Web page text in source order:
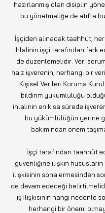
hazırlanmış olan disiplin
bu yönetmeliğe de atıfta
İşçiden alınacak taahhüt,
ihlalinin işçi tarafından fark
de düzenlemelidir. Veri
haiz işverenin, herhangi bir
Kişisel Verileri Koruma
bildirim yükümlülüğü
ihlalinin en kısa sürede
bu yükümlülüğün yerine
bakımından önem
İşçi tarafından taahhüt
güvenliğine ilişkin hususların
ilişkisinin sona ermesinden
de devam edeceği
iş ilişkisinin hangi nedenle
herhangi bir önemi